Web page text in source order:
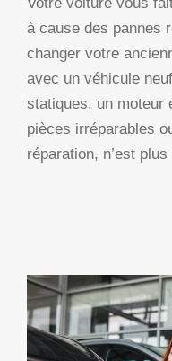
Votre voiture vous
à cause des pannes
changer votre
avec un véhicule
statiques, un moteur
pièces irréparables
réparation, n’est